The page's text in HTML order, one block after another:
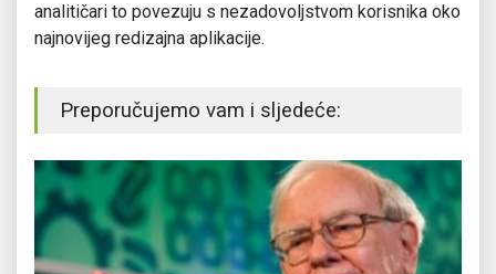
analitičari to povezuju s nezadovoljstvom korisnika oko
najnovijeg redizajna aplikacije.
Preporučujemo vam i sljedeće: